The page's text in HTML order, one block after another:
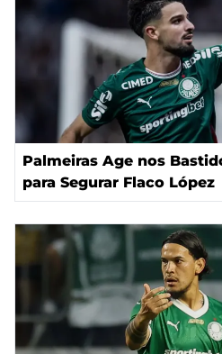
Palmeiras Age nos
para Segurar Flaco López